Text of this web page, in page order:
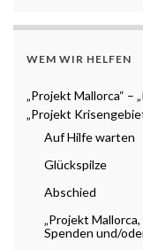
WEM WIR HELFEN
„Projekt Mallorca“ –
„Projekt
Auf Hilfe warten
Glückspilze
Abschied
„Projekt
Spenden und/